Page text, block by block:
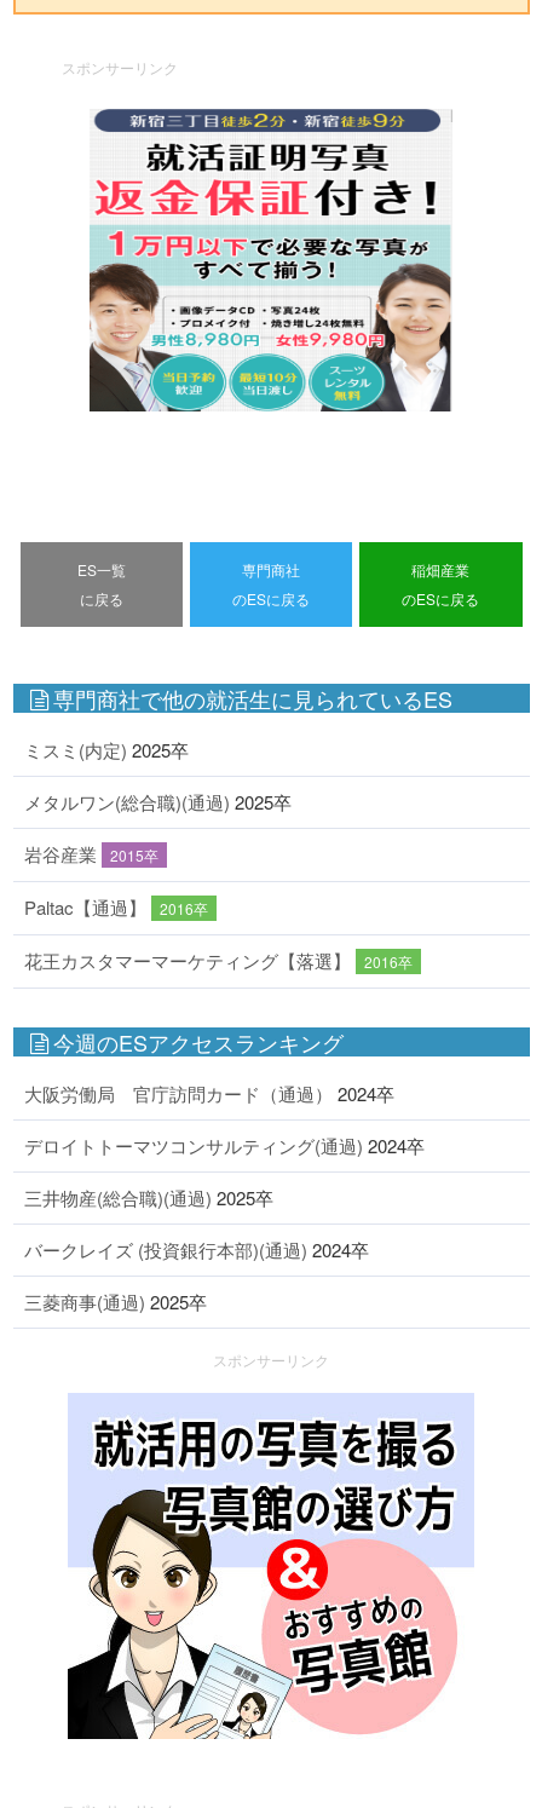
スポンサーリンク
ES一覧
に戻る
専門商社
のESに戻る
稲畑産業
のESに戻る
専門商社で他の就活生に見られているES
ミスミ(内定) 2025卒
メタルワン(総合職)(通過) 2025卒
岩谷産業 2015卒
Paltac【通過】 2016卒
花王カスタマーマーケティング【落選】 2016卒
今週のESアクセスランキング
大阪労働局 官庁訪問カード（通過） 2024卒
デロイトトーマツコンサルティング(通過) 2024卒
三井物産(総合職)(通過) 2025卒
バークレイズ (投資銀行本部)(通過) 2024卒
三菱商事(通過) 2025卒
スポンサーリンク